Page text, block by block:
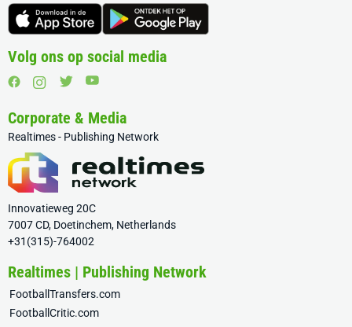
Volg ons op social media
Corporate & Media
Realtimes - Publishing Network
Innovatieweg 20C
7007 CD, Doetinchem, Netherlands
+31(315)-764002
Realtimes | Publishing Network
FootballTransfers.com
FootballCritic.com